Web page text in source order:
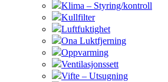
Klima – Styring/kontroll
Kullfilter
Luftfuktighet
Ona Luktfjerning
Oppvarming
Ventilasjonssett
Vifte – Utsugning